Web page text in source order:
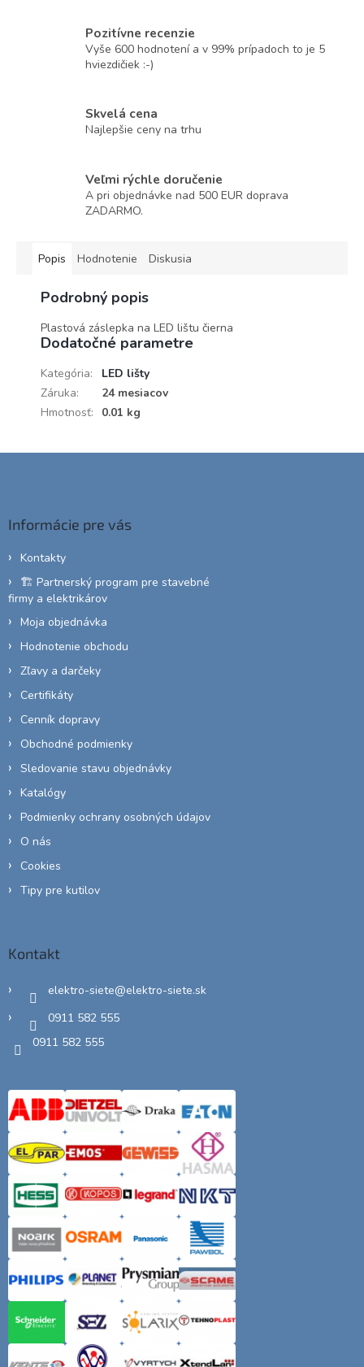
Pozitívne recenzie
Vyše 600 hodnotení a v 99% prípadoch to je 5
hviezdičiek :-)
Skvelá cena
Najlepšie ceny na trhu
Veľmi rýchle doručenie
A pri objednávke nad 500 EUR doprava
ZADARMO.
Popis Hodnotenie Diskusia
Podrobný popis
Plastová záslepka na LED lištu čierna
Dodatočné parametre
Kategória:
LED lišty
Záruka:
24 mesiacov
Hmotnosť: 0.01 kg
Informácie pre vás
Kontakty
🏗️ Partnerský program pre stavebné
firmy a elektrikárov
Moja objednávka
Hodnotenie obchodu
Zľavy a darčeky
Certifikáty
Cenník dopravy
Obchodné podmienky
Sledovanie stavu objednávky
Katalógy
Podmienky ochrany osobných údajov
O nás
Cookies
Tipy pre kutilov
Kontakt
elektro-siete@elektro-siete.sk
0911 582 555
0911 582 555